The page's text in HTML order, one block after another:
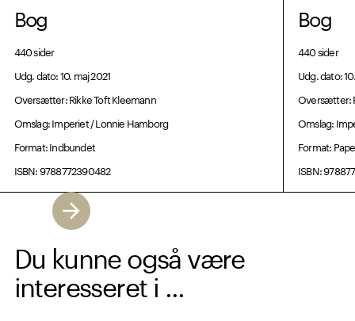
Bog
440 sider
Udg. dato: 10. maj 2021
Oversætter: Rikke Toft Kleemann
Omslag: Imperiet / Lonnie Hamborg
Format: Indbundet
ISBN: 9788772390482
Bog
440 sider
Udg. dato:
Oversætter:
Omslag:
Format:
ISBN:
Du kunne også være
interesseret i ...